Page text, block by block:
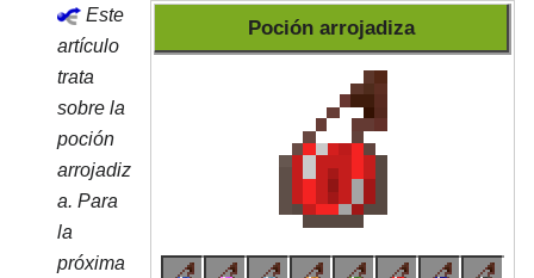
Poción arrojadiza
Este
artículo
trata
sobre la
poción
arrojadiz
a. Para
la
próxima